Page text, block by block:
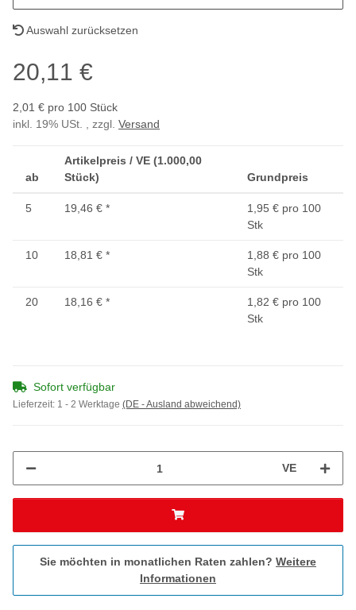
Auswahl zurücksetzen
20,11 €
2,01 € pro 100 Stück
inkl. 19% USt. , zzgl. Versand
ab
Artikelpreis / VE (1.000,00
Stück)
Grundpreis
5 19,46 € *
1,95 € pro 100
Stk
10 18,81 € *
1,88 € pro 100
Stk
20 18,16 € *
1,82 € pro 100
Stk
Sofort verfügbar
Lieferzeit: 1 - 2 Werktage (DE - Ausland abweichend)
VE
Sie möchten in monatlichen Raten zahlen? Weitere
Informationen